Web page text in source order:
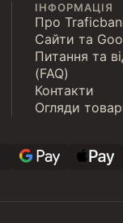
ІНФОРМАЦІЯ
Про
Сайти та
Питання та
(FAQ)
Контакти
Огляди